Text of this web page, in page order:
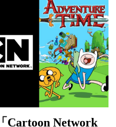
Cartoon Network